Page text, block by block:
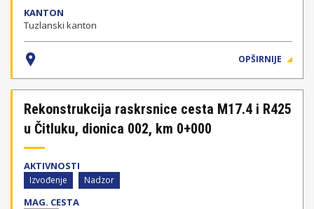
KANTON
Tuzlanski kanton
OPŠIRNIJE
Rekonstrukcija raskrsnice cesta M17.4 i R425
u Čitluku, dionica 002, km 0+000
AKTIVNOSTI
Izvođenje Nadzor
MAG. CESTA